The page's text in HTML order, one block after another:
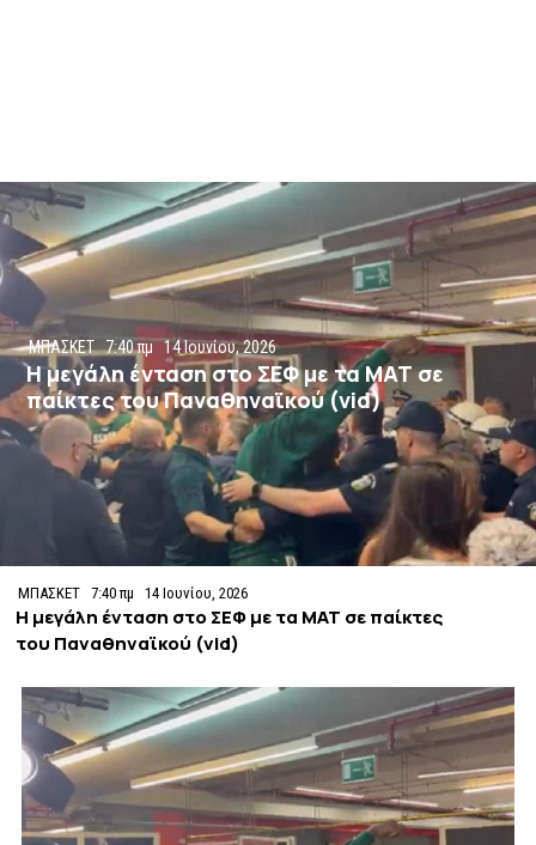
ΜΠΑΣΚΕΤ 7:40 πμ 14 Ιουνίου, 2026
H μεγάλη ένταση στο ΣΕΦ με τα ΜΑΤ σε
παίκτες του Παναθηναϊκού (vid)
ΜΠΑΣΚΕΤ 7:40 πμ 14 Ιουνίου, 2026
H μεγάλη ένταση στο ΣΕΦ με τα ΜΑΤ σε παίκτες
του Παναθηναϊκού (vid)